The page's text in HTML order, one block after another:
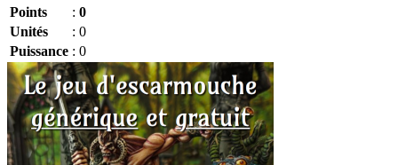
Points : 0
Unités
: 0
Puissance : 0